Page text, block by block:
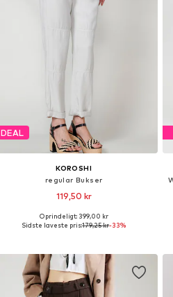
DEAL
KOROSHI
regular Bukser
119,50 kr
Tilgængelige størrelser: 34, 36, 38, 40, 42
Oprindeligt: 399,00 kr
Sidste laveste pris:179,25 kr-33%